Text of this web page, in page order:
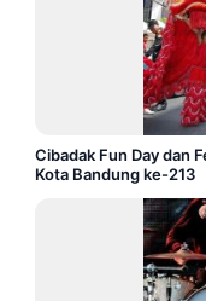
Cibadak Fun Day dan
Kota Bandung ke-213